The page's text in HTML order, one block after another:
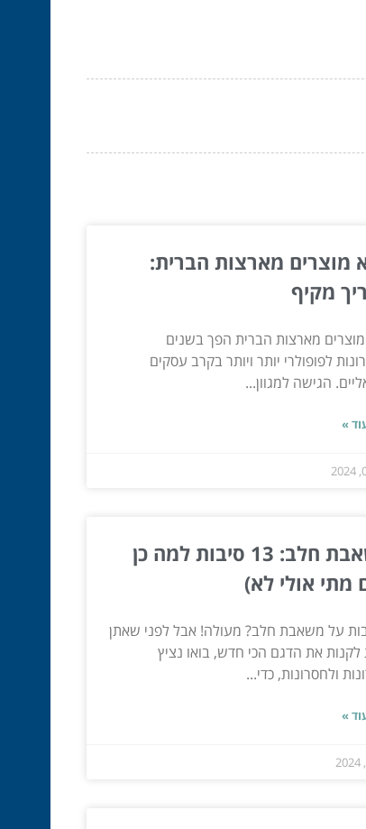
מוצרים מארצות הברית:
מקיף
מוצרים מארצות הברית הפך בשנים
לפופולרי יותר ויותר בקרב עסקים
הגישה למגוון...
»
משאבת חלב: 13 סיבות למה כן
מתי אולי לא)
על משאבת חלב? מעולה! אבל לפני שאתן
לקנות את הדגם הכי חדש, בואו נציץ
ולחסרונות, כדי...
»